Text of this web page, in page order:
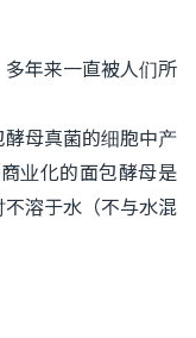
年来一直被人们所
母真菌的细胞中产
业化的面包酵母是
溶于水（不与水混